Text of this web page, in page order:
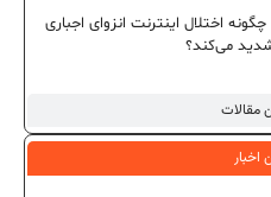
مقالات
اختلال اینترنت انزوای اجباری
می‌کند؟
اخبار